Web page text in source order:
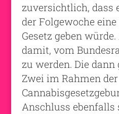
zuversichtlich, dass
der Folgewoche
Gesetz geben
damit, vom
zu werden. Die dann
Zwei im Rahmen der
Anschluss